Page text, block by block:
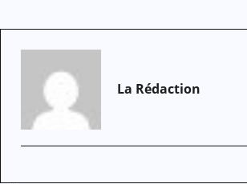
La Rédaction